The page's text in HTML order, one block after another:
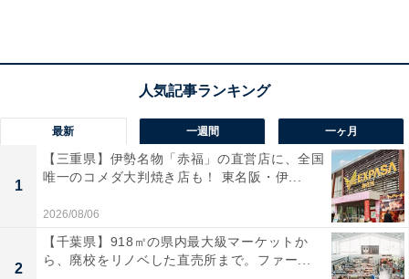
評です。観光やビジネス、記念日の滞在にもおすすめの
最新 一週間 一ヶ月
1
【三重県】伊勢名物「赤福」の直営店に、全国
唯一のコメダ大判焼き店も！ 東名阪・伊...
2026/08/06
2
【千葉県】918㎡の県内最大級マーケットか
ら、廃校をリノベした直売所まで。ファー...